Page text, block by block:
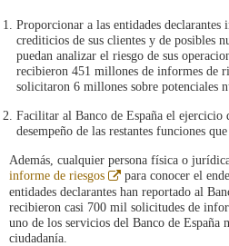
Proporcionar a las entidades
crediticios de sus clientes y de posibles
puedan analizar el riesgo de sus
recibieron 451 millones de informes de
solicitaron 6 millones sobre potenciales
Facilitar al Banco de España el ejercicio
desempeño de las restantes funciones
Además, cualquier persona física o
informe de riesgos
Abre
en
ventana
nueva
para conocer el
entidades declarantes han reportado al
recibieron casi 700 mil solicitudes de
uno de los servicios del Banco de España
ciudadanía.